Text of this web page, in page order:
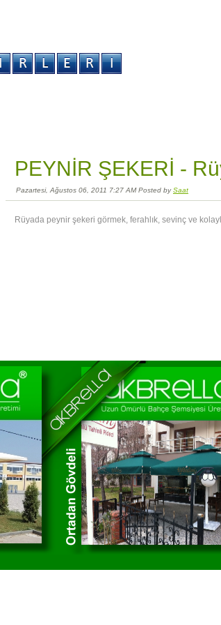
PEYNİR ŞEKERİ -
Pazartesi, Ağustos 06, 2011 7:27 AM Posted bySaat
Rüyada peynir şekeri görmek, ferahlık, sevinç ve